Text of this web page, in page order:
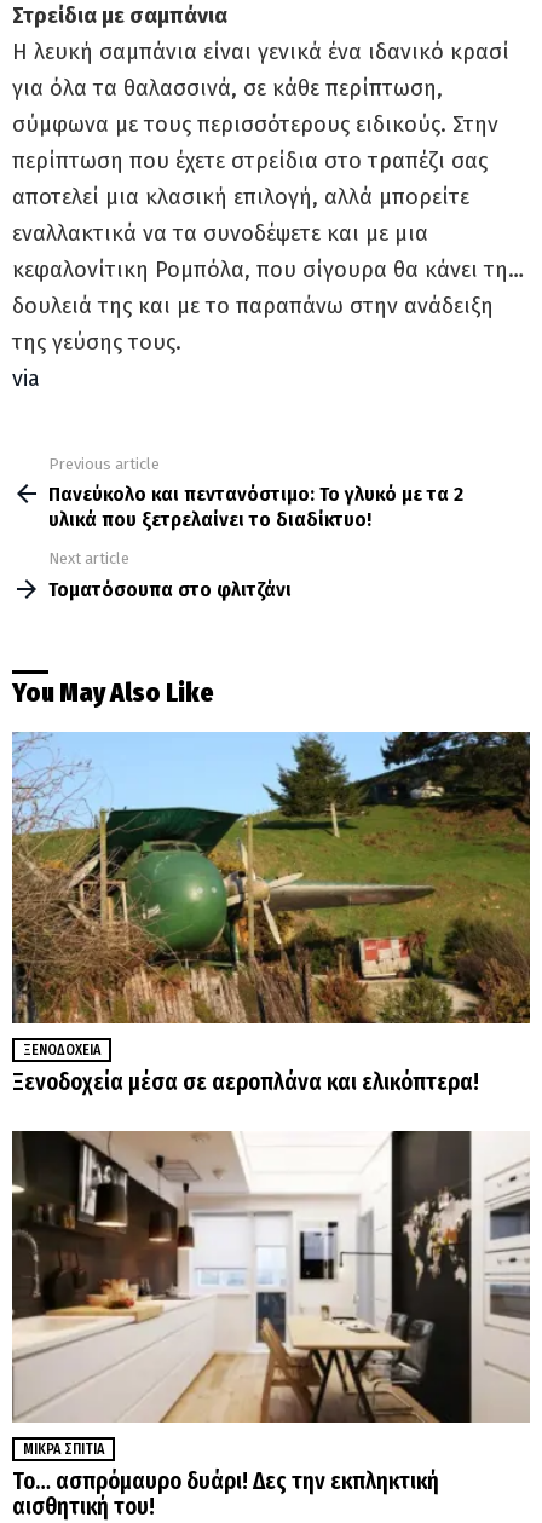
Στρείδια με σαμπάνια
Η λευκή σαμπάνια είναι γενικά ένα ιδανικό κρασί
για όλα τα θαλασσινά, σε κάθε περίπτωση,
σύμφωνα με τους περισσότερους ειδικούς. Στην
περίπτωση που έχετε στρείδια στο τραπέζι σας
αποτελεί μια κλασική επιλογή, αλλά μπορείτε
εναλλακτικά να τα συνοδέψετε και με μια
κεφαλονίτικη Ρομπόλα, που σίγουρα θα κάνει τη…
δουλειά της και με το παραπάνω στην ανάδειξη
της γεύσης τους.
via
more
Previous article
Πανεύκολο και πεντανόστιμο: Το γλυκό με τα 2
υλικά που ξετρελαίνει το διαδίκτυο!
Next article
Τοματόσουπα στο φλιτζάνι
You May Also Like
ΞΕΝΟΔΟΧΕΊΑ
Ξενοδοχεία μέσα σε αεροπλάνα και ελικόπτερα!
ΜΙΚΡΆ ΣΠΊΤΙΑ
Το… ασπρόμαυρο δυάρι! Δες την εκπληκτική
αισθητική του!